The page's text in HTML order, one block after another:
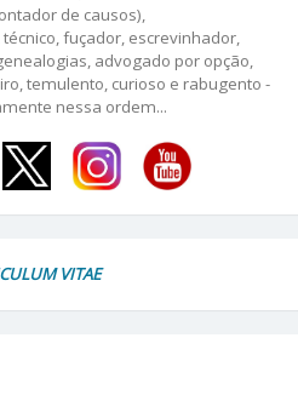
de causos),
fuçador, escrevinhador,
advogado por opção,
temulento, curioso e rabugento -
nessa ordem...
VITAE